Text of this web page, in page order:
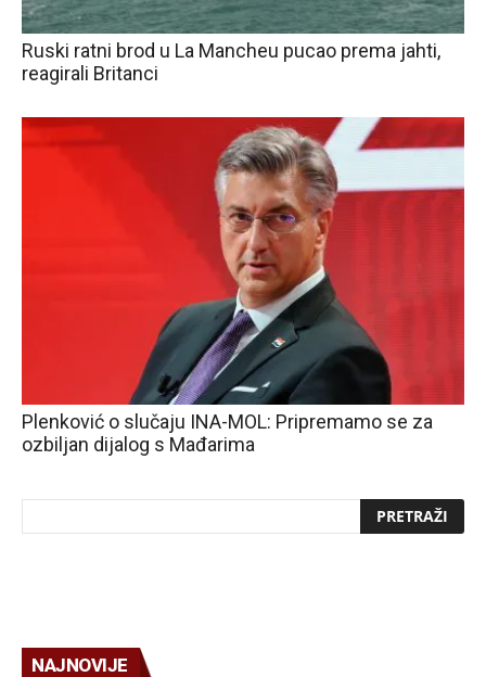
Ruski ratni brod u La Mancheu pucao prema jahti,
reagirali Britanci
Plenković o slučaju INA-MOL: Pripremamo se za
ozbiljan dijalog s Mađarima
NAJNOVIJE